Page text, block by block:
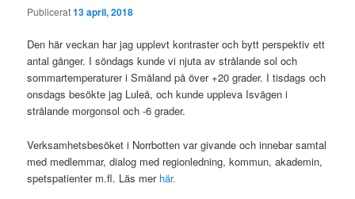
Publicerat13 april, 2018
Den här veckan har jag upplevt kontraster och bytt perspektiv ett
antal gånger. I söndags kunde vi njuta av strålande sol och
sommartemperaturer i Småland på över +20 grader. I tisdags och
onsdags besökte jag Luleå, och kunde uppleva Isvägen i
strålande morgonsol och -6 grader.
Verksamhetsbesöket i Norrbotten var givande och innebar samtal
med medlemmar, dialog med regionledning, kommun, akademin,
spetspatienter m.fl. Läs mer här.